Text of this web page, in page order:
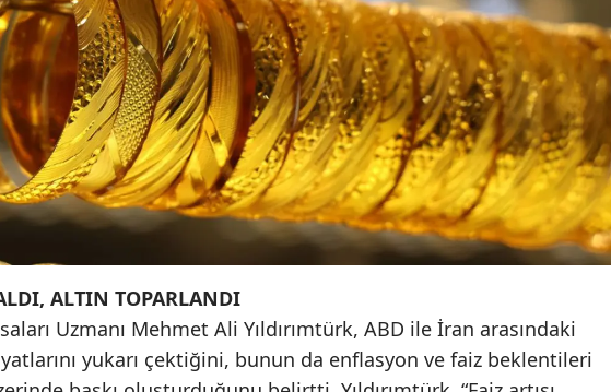
Kastamonu
Kayseri
Kırklareli
Kırşehir
Kocaeli
Konya
Malatya
ALTIN TOPARLANDI
Uzmanı Mehmet Ali Yıldırımtürk, ABD ile İran arasındaki
yukarı çektiğini, bunun da enflasyon ve faiz beklentileri